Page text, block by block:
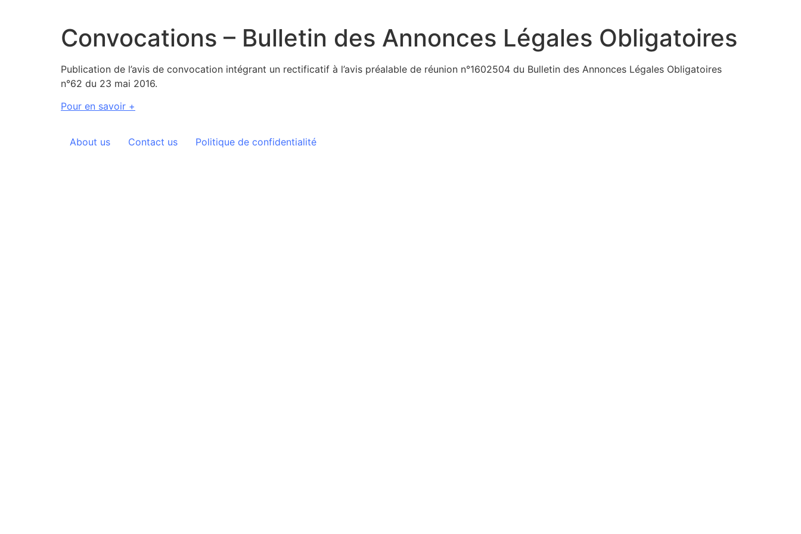
Convocations – Bulletin des Annonces Légales Obligatoires
Publication de l’avis de convocation intégrant un rectificatif à l’avis préalable de réunion n°1602504 du Bulletin des Annonces Légales Obligatoires
n°62 du 23 mai 2016.
Pour en savoir +
About us Contact us Politique de confidentialité